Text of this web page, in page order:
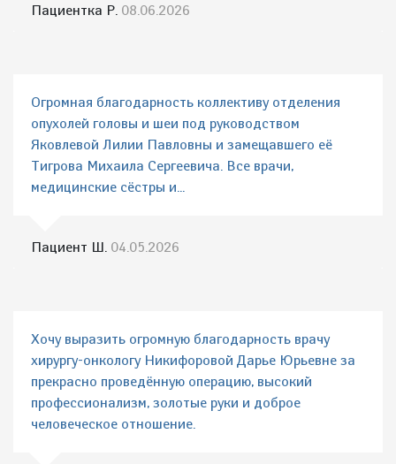
Пациентка Р. 08.06.2026
Огромная благодарность коллективу отделения
опухолей головы и шеи под руководством
Яковлевой Лилии Павловны и замещавшего её
Тигрова Михаила Сергеевича. Все врачи,
медицинские сёстры и...
Пациент Ш. 04.05.2026
Хочу выразить огромную благодарность врачу
хирургу-онкологу Никифоровой Дарье Юрьевне за
прекрасно проведённую операцию, высокий
профессионализм, золотые руки и доброе
человеческое отношение.